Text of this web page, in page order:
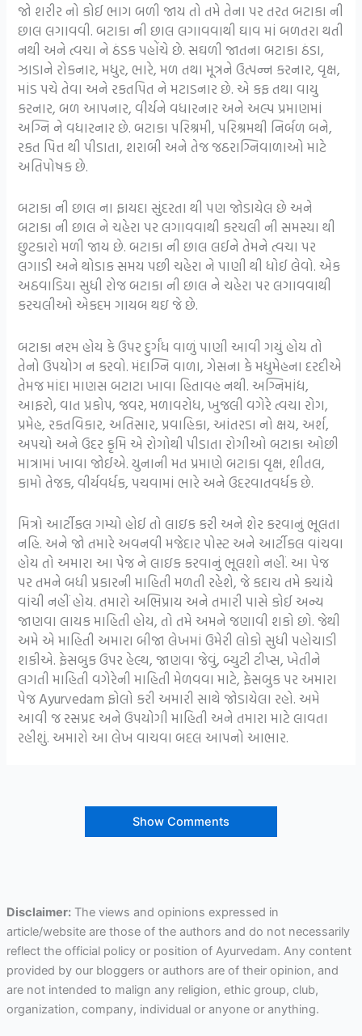
જો શરીર નો કોઈ ભાગ બળી જાય તો તમે તેના પર તરત બટાકા ની
છાલ લગાવવી. બટાકા ની છાલ લગાવવાથી ઘાવ માં બળતરા થતી
નથી અને ત્વચા ને ઠંડક પહોંચે છે. સઘળી જાતના બટાકા ઠંડા,
ઝાડાને રોકનાર, મધુર, ભારે, મળ તથા મૂત્રને ઉત્પન્ન કરનાર, વૃક્ષ,
માંડ પચે તેવા અને રકતપિત ને મટાડનાર છે. એ કફ તથા વાયુ
કરનાર, બળ આપનાર, વીર્યને વધારનાર અને અલ્પ પ્રમાણમાં
અગ્નિ ને વધારનાર છે. બટાકા પરિશ્રમી, પરિશ્રમથી નિર્બળ બને,
રકત પિત્ત થી પીડાતા, શરાબી અને તેજ જઠરાગ્નિવાળાઓ માટે
અતિપોષક છે.
બટાકા ની છાલ ના ફાયદા સુંદરતા થી પણ જોડાયેલ છે અને
બટાકા ની છાલ ને ચહેરા પર લગાવવાથી કરચલી ની સમસ્યા થી
છુટકારો મળી જાય છે. બટાકા ની છાલ લઈને તેમને ત્વચા પર
લગાડી અને થોડાક સમય પછી ચહેરા ને પાણી થી ધોઈ લેવો. એક
અઠવાડિયા સુધી રોજ બટાકા ની છાલ ને ચહેરા પર લગાવવાથી
કરચલીઓ એકદમ ગાયબ થઇ જે છે.
બટાકા નરમ હોય કે ઉપર દુર્ગંધ વાળું પાણી આવી ગયું હોય તો
તેનો ઉપયોગ ન કરવો. મંદાગ્નિ વાળા, ગેસના કે મધુમેહના દરદીએ
તેમજ માંદા માણસ બટાટા ખાવા હિતાવહ નથી. અગ્નિમાંદ્ય,
આફરો, વાત પ્રકોપ, જવર, મળાવરોધ, ખુજલી વગેરે ત્વચા રોગ,
પ્રમેહ, રકતવિકાર, અતિસાર, પ્રવાહિકા, આંતરડા નો ક્ષય, અર્શ,
અપચો અને ઉદર કૃમિ એ રોગોથી પીડાતા રોગીઓ બટાકા ઓછી
માત્રામાં ખાવા જોઈએ. યુનાની મત પ્રમાણે બટાકા વૃક્ષ, શીતલ,
કામો તેજક, વીર્યવર્ધક, પચવામાં ભારે અને ઉદરવાતવર્ધક છે.
મિત્રો આર્ટીકલ ગમ્યો હોઈ તો લાઇક કરી અને શેર કરવાનું ભૂલતા
નહિ. અને જો તમારે અવનવી મજેદાર પોસ્ટ અને આર્ટીકલ વાંચવા
હોય તો અમારા આ પેજ ને લાઇક કરવાનું ભૂલશો નહીં. આ પેજ
પર તમને બધી પ્રકારની માહિતી મળતી રહેશે, જે કદાચ તમે ક્યાંયે
વાંચી નહીં હોય. તમારો અભિપ્રાય અને તમારી પાસે કોઈ અન્ય
જાણવા લાયક માહિતી હોય, તો તમે અમને જણાવી શકો છો. જેથી
અમે એ માહિતી અમારા બીજા લેખમાં ઉમેરી લોકો સુધી પહોચાડી
શકીએ. ફેસબુક ઉપર હેલ્થ, જાણવા જેવું, બ્યુટી ટીપ્સ, ખેતીને
લગતી માહિતી વગેરેની માહિતી મેળવવા માટે, ફેસબુક પર અમારા
પેજ Ayurvedam ફોલો કરી અમારી સાથે જોડાયેલા રહો. અમે
આવી જ રસપ્રદ અને ઉપયોગી માહિતી અને તમારા માટે લાવતા
રહીશું. અમારો આ લેખ વાચવા બદલ આપનો આભાર.
Show Comments
Disclaimer:The views and opinions expressed in
article/website are those of the authors and do not necessarily
reflect the official policy or position of Ayurvedam. Any content
provided by our bloggers or authors are of their opinion, and
are not intended to malign any religion, ethic group, club,
organization, company, individual or anyone or anything.